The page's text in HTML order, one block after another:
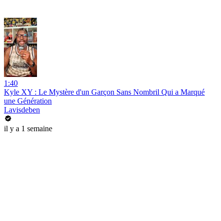
1:40
Kyle XY : Le Mystère d'un Garçon Sans Nombril Qui a Marqué
une Génération
Lavisdeben
il y a 1 semaine